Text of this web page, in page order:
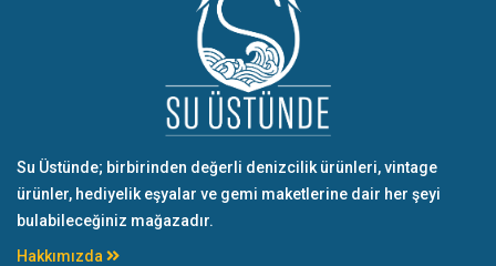
Su Üstünde; birbirinden değerli denizcilik ürünleri, vintage
ürünler, hediyelik eşyalar ve gemi maketlerine dair her şeyi
bulabileceğiniz mağazadır.
Hakkımızda